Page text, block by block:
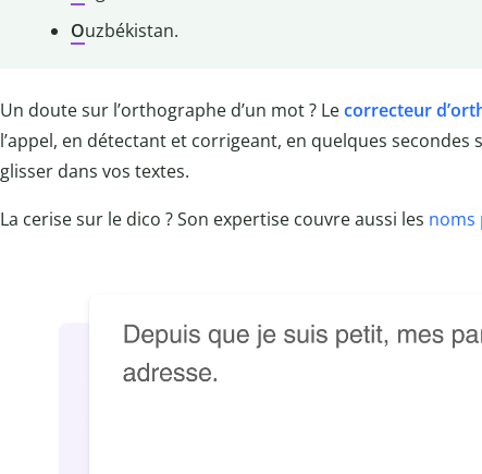
Ouzbékistan.
Un doute sur l’orthographe d’un mot ? Lecorrecteur
l’appel, en détectant et corrigeant, en quelques
glisser dans vos textes.
La cerise sur le dico ? Son expertise couvre aussi les noms